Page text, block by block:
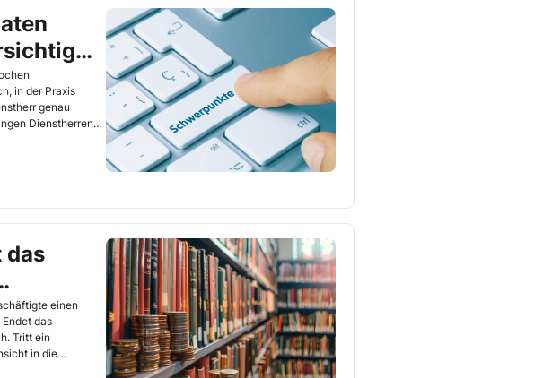
in der Praxis
genau
Dienstherren
Wann ist die
der
NRW hat eine Art
das
einen
das
Tritt ein
in die